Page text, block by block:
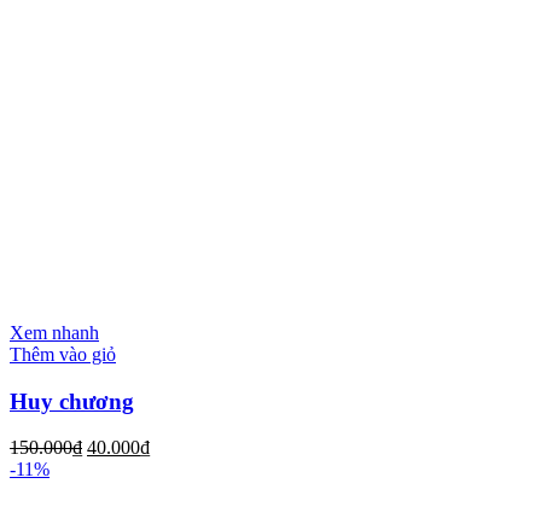
Xem nhanh
Thêm vào giỏ
Huy chương
150.000₫ 40.000₫
-11%